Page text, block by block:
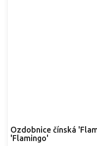
Ozdobnice čínská
'Flamingo'